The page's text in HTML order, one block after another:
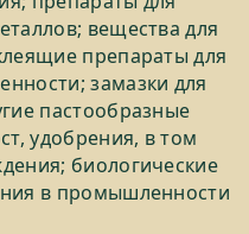
вещества для
препараты для
замазки для
пастообразные
удобрения, в том
биологические
в промышленности